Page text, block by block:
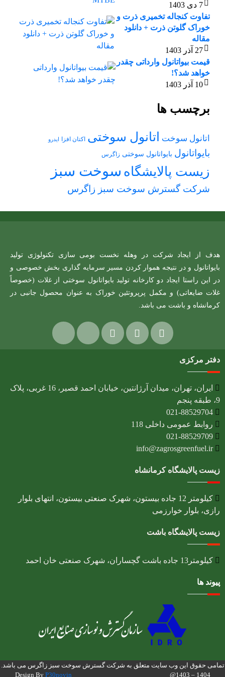
7 دی 1403
تفاوت کنجاله تخمیری ذرت و
خوراک گلوتن ذرت + دانلود
مقاله
27 آذر 1403
قیمت بیواتانول وارداتی چقدر
خواهد شد؟!
10 آذر 1403
برچسب ها
اتانول سوخت اتانول سوختی اکتان افزا ایدرو
بایواتانول بایواتانول سوختی زاگرس
زیست پالایشگاه سوخت سبز
شرکت گسترش سوخت سبز زاگرس
هدف از ایجاد شرکت در وهله نخست بومی سازی تکنولوژی تولید
بایواتانول و در نتیجه هموار کردن مسیر سرمایه گذاری بخش خصوصی و
در این راستا ایجاد دو کارخانه تولید بایواتانول سوختی از غلات (خصوصاً
غلات ضایعاتی) و مکمل پرپروتئین خوراک به عنوان محصول جانبی در
کرمانشاه و باشت می باشد.
دفتر مرکزی
ایران، تهران، میدان آرژانتین، خیابان احمد قصیر، 16 غربی، پلاک
9، طبقه پنجم
021-88529704
روابط عمومی داخلی 118
021-88529709
info@zagrosgreenfuel.ir​
زیست پالایشگاه کرمانشاه
کیلومتر 12 جاده بیستون، شهرک صنعتی بیستون، انتهای بلوار
رازی، بلوار خوارزمی
زیست پالایشگاه باشت
کیلومتر13 جاده باشت گچساران، شهرک صنعتی خان احمد
پیوند ها
تمامی حقوق این وب سایت متعلق به شرکت گسترش سوخت سبز زاگرس می باشد.
1404 – 1403@ Design By
P30novin